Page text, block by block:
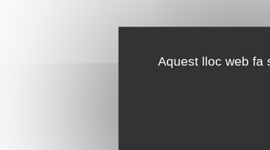
Aquest lloc web fa